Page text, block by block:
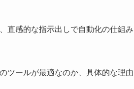
直感的な指示出しで自動化の仕組
ツールが最適なのか、具体的な理